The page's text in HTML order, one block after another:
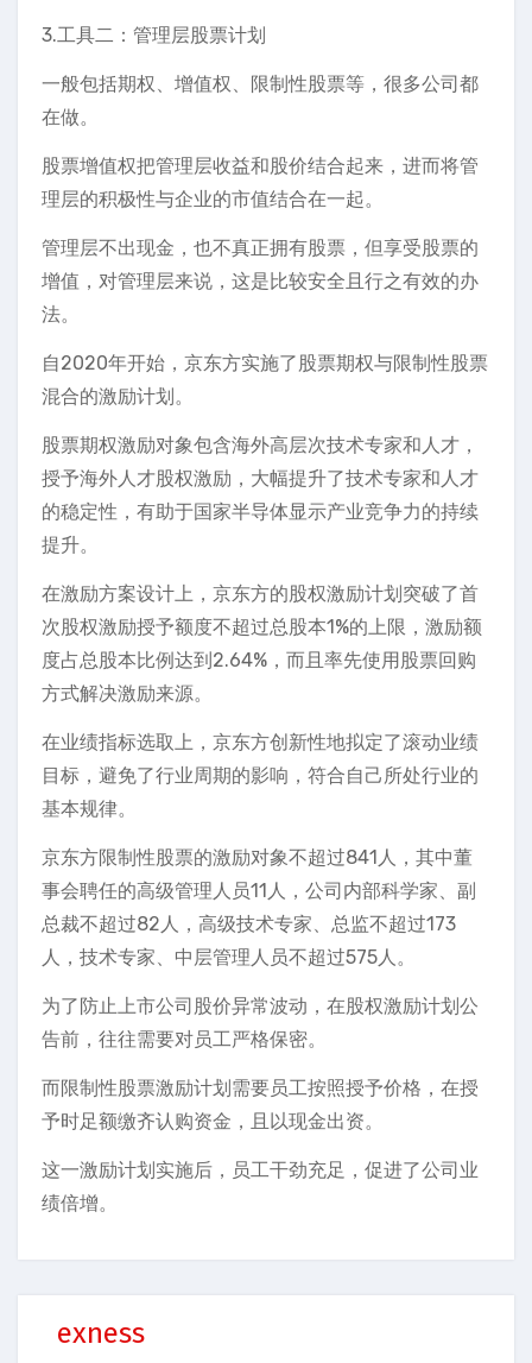
3.工具二：管理层股票计划
一般包括期权、增值权、限制性股票等，很多公司都
在做。
股票增值权把管理层收益和股价结合起来，进而将管
理层的积极性与企业的市值结合在一起。
管理层不出现金，也不真正拥有股票，但享受股票的
增值，对管理层来说，这是比较安全且行之有效的办
法。
自2020年开始，京东方实施了股票期权与限制性股票
混合的激励计划。
股票期权激励对象包含海外高层次技术专家和人才，
授予海外人才股权激励，大幅提升了技术专家和人才
的稳定性，有助于国家半导体显示产业竞争力的持续
提升。
在激励方案设计上，京东方的股权激励计划突破了首
次股权激励授予额度不超过总股本1%的上限，激励额
度占总股本比例达到2.64%，而且率先使用股票回购
方式解决激励来源。
在业绩指标选取上，京东方创新性地拟定了滚动业绩
目标，避免了行业周期的影响，符合自己所处行业的
基本规律。
京东方限制性股票的激励对象不超过841人，其中董
事会聘任的高级管理人员11人，公司内部科学家、副
总裁不超过82人，高级技术专家、总监不超过173
人，技术专家、中层管理人员不超过575人。
为了防止上市公司股价异常波动，在股权激励计划公
告前，往往需要对员工严格保密。
而限制性股票激励计划需要员工按照授予价格，在授
予时足额缴齐认购资金，且以现金出资。
这一激励计划实施后，员工干劲充足，促进了公司业
绩倍增。
exness